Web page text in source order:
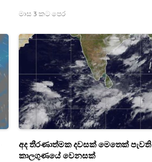
මාස 3 කට පෙර
අද තීරණාත්මක දවසක් මෙතෙක් පැවති
කාලගුණයේ වෙනසක්